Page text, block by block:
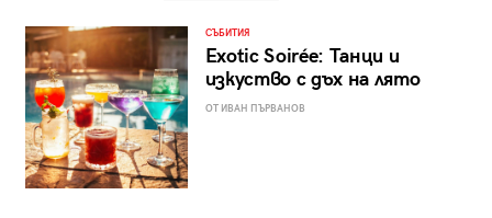
СЪБИТИЯ
Exotic Soirée: Танци и
изкуство с дъх на лято
ОТ ИВАН ПЪРВАНОВ